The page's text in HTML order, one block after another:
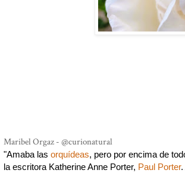
Maribel Orgaz - @curionatural
"Amaba las orquídeas, pero por encima de
la escritora Katherine Anne Porter, Paul Porter.